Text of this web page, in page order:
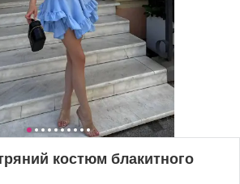
костюм блакитного